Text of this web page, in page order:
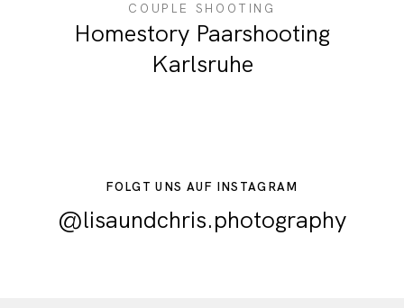
COUPLE SHOOTING
Homestory Paarshooting
Karlsruhe
FOLGT UNS AUF INSTAGRAM
@lisaundchris.photography